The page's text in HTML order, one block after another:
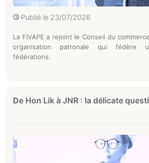
Publié le 23/07/2026
La FIVAPE a rejoint le Conseil du
organisation patronale qui fédère
fédérations.
De Hon Lik à JNR : la délicate